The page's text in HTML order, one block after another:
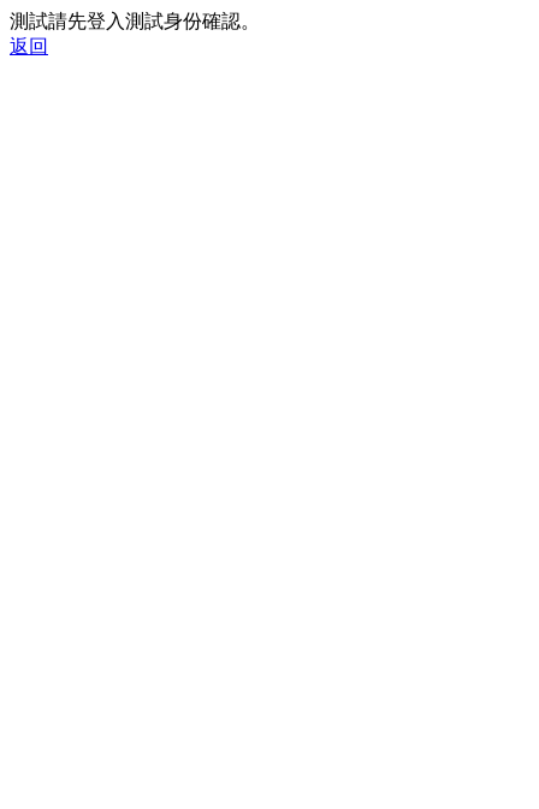
測試請先登入測試身份確認。
返回